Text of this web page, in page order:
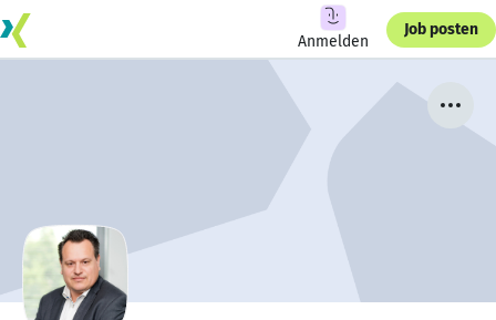
Anmelden
Job posten